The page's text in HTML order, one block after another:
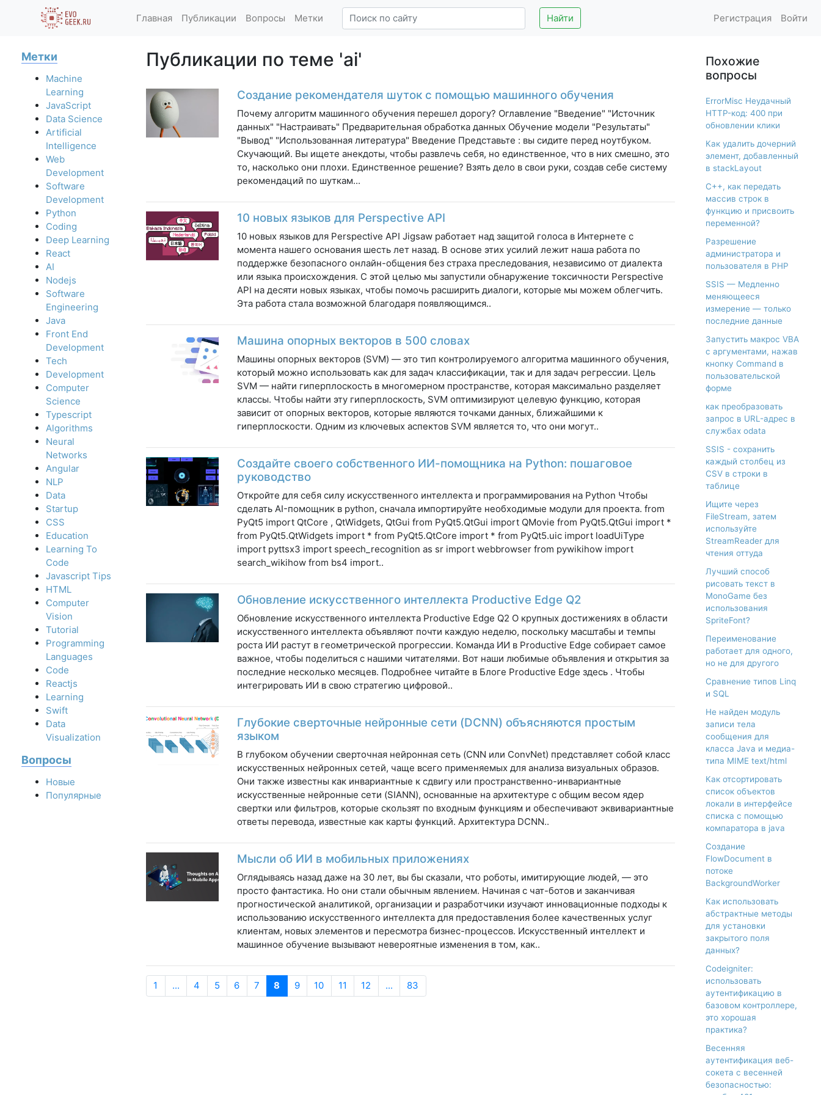
Главная Публикации Вопросы Метки Найти Регистрация Войти
Метки
Machine
Learning
JavaScript
Data Science
Artificial
Intelligence
Web
Development
Software
Development
Python
Coding
Deep Learning
React
AI
Nodejs
Software
Engineering
Java
Front End
Development
Tech
Development
Computer
Science
Typescript
Algorithms
Neural
Networks
Angular
NLP
Data
Startup
CSS
Education
Learning To
Code
Javascript Tips
HTML
Computer
Vision
Tutorial
Programming
Languages
Code
Reactjs
Learning
Swift
Data
Visualization
Вопросы
Новые
Популярные
Публикации по теме 'ai'
Создание рекомендателя шуток с помощью машинного обучения
Почему алгоритм машинного обучения перешел дорогу? Оглавление "Введение" "Источник
данных" "Настраивать" Предварительная обработка данных Обучение модели "Результаты"
"Вывод" "Использованная литература" Введение Представьте : вы сидите перед ноутбуком.
Скучающий. Вы ищете анекдоты, чтобы развлечь себя, но единственное, что в них смешно, это
то, насколько они плохи. Единственное решение? Взять дело в свои руки, создав себе систему
рекомендаций по шуткам...
10 новых языков для Perspective API
10 новых языков для Perspective API Jigsaw работает над защитой голоса в Интернете с
момента нашего основания шесть лет назад. В основе этих усилий лежит наша работа по
поддержке безопасного онлайн-общения без страха преследования, независимо от диалекта
или языка происхождения. С этой целью мы запустили обнаружение токсичности Perspective
API на десяти новых языках, чтобы помочь расширить диалоги, которые мы можем облегчить.
Эта работа стала возможной благодаря появляющимся..
Машина опорных векторов в 500 словах
Машины опорных векторов (SVM) — это тип контролируемого алгоритма машинного обучения,
который можно использовать как для задач классификации, так и для задач регрессии. Цель
SVM — найти гиперплоскость в многомерном пространстве, которая максимально разделяет
классы. Чтобы найти эту гиперплоскость, SVM оптимизируют целевую функцию, которая
зависит от опорных векторов, которые являются точками данных, ближайшими к
гиперплоскости. Одним из ключевых аспектов SVM является то, что они могут..
Создайте своего собственного ИИ-помощника на Python: пошаговое
руководство
Откройте для себя силу искусственного интеллекта и программирования на Python Чтобы
сделать AI-помощник в python, сначала импортируйте необходимые модули для проекта. from
PyQt5 import QtCore , QtWidgets, QtGui from PyQt5.QtGui import QMovie from PyQt5.QtGui import *
from PyQt5.QtWidgets import * from PyQt5.QtCore import * from PyQt5.uic import loadUiType
import pyttsx3 import speech_recognition as sr import webbrowser from pywikihow import
search_wikihow from bs4 import..
Обновление искусственного интеллекта Productive Edge Q2
Обновление искусственного интеллекта Productive Edge Q2 О крупных достижениях в области
искусственного интеллекта объявляют почти каждую неделю, поскольку масштабы и темпы
роста ИИ растут в геометрической прогрессии. Команда ИИ в Productive Edge собирает самое
важное, чтобы поделиться с нашими читателями. Вот наши любимые объявления и открытия за
последние несколько месяцев. Подробнее читайте в Блоге Productive Edge здесь . Чтобы
интегрировать ИИ в свою стратегию цифровой..
Глубокие сверточные нейронные сети (DCNN) объясняются простым
языком
В глубоком обучении сверточная нейронная сеть (CNN или ConvNet) представляет собой класс
искусственных нейронных сетей, чаще всего применяемых для анализа визуальных образов.
Они также известны как инвариантные к сдвигу или пространственно-инвариантные
искусственные нейронные сети (SIANN), основанные на архитектуре с общим весом ядер
свертки или фильтров, которые скользят по входным функциям и обеспечивают эквивариантные
ответы перевода, известные как карты функций. Архитектура DCNN..
Мысли об ИИ в мобильных приложениях
Оглядываясь назад даже на 30 лет, вы бы сказали, что роботы, имитирующие людей, — это
просто фантастика. Но они стали обычным явлением. Начиная с чат-ботов и заканчивая
прогностической аналитикой, организации и разработчики изучают инновационные подходы к
использованию искусственного интеллекта для предоставления более качественных услуг
клиентам, новых элементов и пересмотра бизнес-процессов. Искусственный интеллект и
машинное обучение вызывают невероятные изменения в том, как..
1 ... 4 5 6 7 8 9 10 11 12 ... 83
Похожие
вопросы
ErrorMisc Неудачный
HTTP-код: 400 при
обновлении клики
Как удалить дочерний
элемент, добавленный
в stackLayout
С++, как передать
массив строк в
функцию и присвоить
переменной?
Разрешение
администратора и
пользователя в PHP
SSIS — Медленно
меняющееся
измерение — только
последние данные
Запустить макрос VBA
с аргументами, нажав
кнопку Command в
пользовательской
форме
как преобразовать
запрос в URL-адрес в
службах odata
SSIS - сохранить
каждый столбец из
CSV в строки в
таблице
Ищите через
FileStream, затем
используйте
StreamReader для
чтения оттуда
Лучший способ
рисовать текст в
MonoGame без
использования
SpriteFont?
Переименование
работает для одного,
но не для другого
Сравнение типов Linq
и SQL
Не найден модуль
записи тела
сообщения для
класса Java и медиа-
типа MIME text/html
Как отсортировать
список объектов
локали в интерфейсе
списка с помощью
компаратора в java
Создание
FlowDocument в
потоке
BackgroundWorker
Как использовать
абстрактные методы
для установки
закрытого поля
данных?
Codeigniter:
использовать
аутентификацию в
базовом контроллере,
это хорошая
практика?
Весенняя
аутентификация веб-
сокета с весенней
безопасностью: